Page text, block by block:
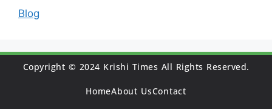
Blog
Copyright © 2024 Krishi Times All Rights Reserved.
HomeAbout UsContact